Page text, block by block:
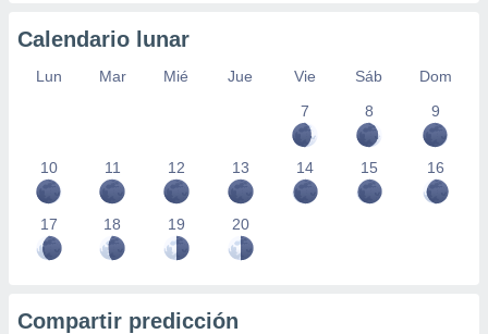
Calendario lunar
Lun Mar Mié Jue Vie Sáb
Dom
7
8 9
10 11 12 13 14 15 16
17 18 19 20
Compartir predicción